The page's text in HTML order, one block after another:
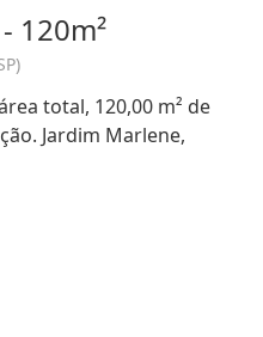
120m²
total, 120,00 m² de
Jardim Marlene,